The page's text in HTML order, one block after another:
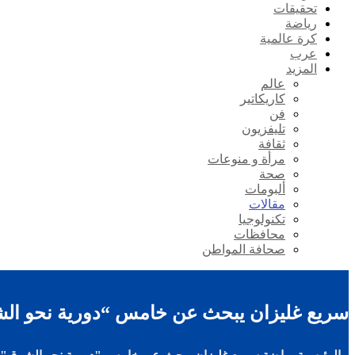
تحقيقات
رياضة
كرة عالمية
عرب
المزيد
عالم
كاريكاتير
فن
تليفزيون
ثقافة
مرأة و منوعات
صحة
ألبومات
مقالات
تكنولوجيا
محافظات
صحافة المواطن
سريع غليزان يبحث عن خامس “دورية نحو